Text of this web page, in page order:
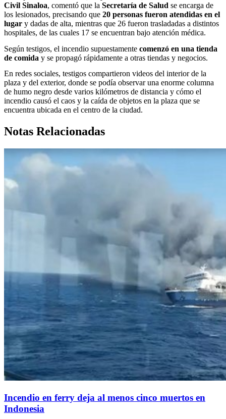
Civil Sinaloa, comentó que la Secretaría de Salud se encarga de
los lesionados, precisando que 20 personas fueron atendidas en el
lugar y dadas de alta, mientras que 26 fueron trasladadas a distintos
hospitales, de las cuales 17 se encuentran bajo atención médica.
Según testigos, el incendio supuestamente comenzó en una tienda
de comida y se propagó rápidamente a otras tiendas y negocios.
En redes sociales, testigos compartieron videos del interior de la
plaza y del exterior, donde se podía observar una enorme columna
de humo negro desde varios kilómetros de distancia y cómo el
incendio causó el caos y la caída de objetos en la plaza que se
encuentra ubicada en el centro de la ciudad.
Notas Relacionadas
Incendio en ferry deja al menos cinco muertos en
Indonesia